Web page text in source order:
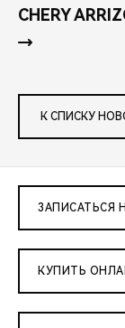
CHERY
К СПИСКУ
ЗАПИСАТЬСЯ
КУПИТЬ